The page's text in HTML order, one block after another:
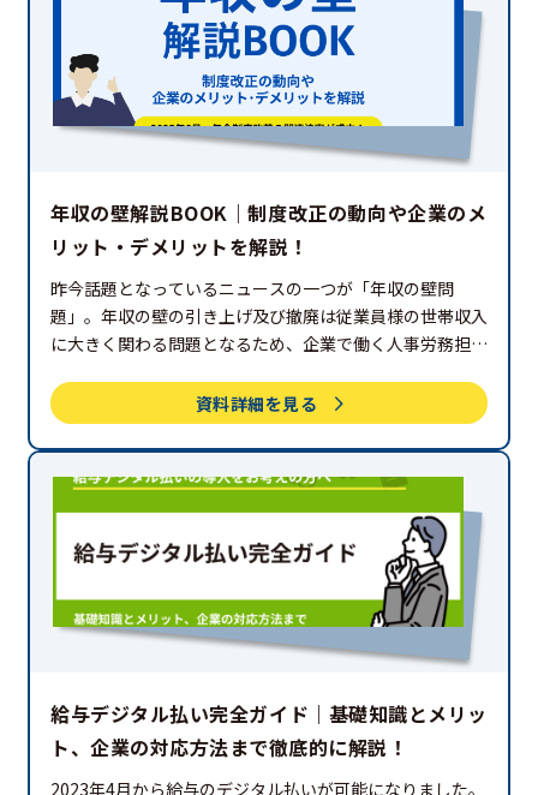
年収の壁解説BOOK｜制度改正の動向や企業のメ
リット・デメリットを解説！
昨今話題となっているニュースの一つが「年収の壁問
題」。年収の壁の引き上げ及び撤廃は従業員様の世帯収入
に大きく関わる問題となるため、企業で働く人事労務担当
要があります。本資料では、年収の壁に関する最新の動向
や企業・従業員のメリット/デメリットを解説いたしま
す。
資料詳細を見る
給与デジタル払い完全ガイド｜基礎知識とメリッ
ト、企業の対応方法まで徹底的に解説！
2023年4月から給与のデジタル払いが可能になりました。